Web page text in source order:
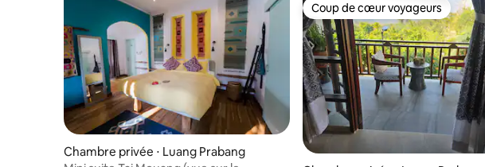
Chambre privée ⋅ Luang Prabang
Coup de cœur voyageurs
Coup de cœur voyageurs